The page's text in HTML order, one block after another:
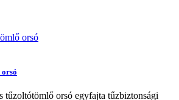
tűzoltótömlő orsó egyfajta tűzbiztonsági